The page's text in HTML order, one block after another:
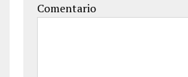
Comentario